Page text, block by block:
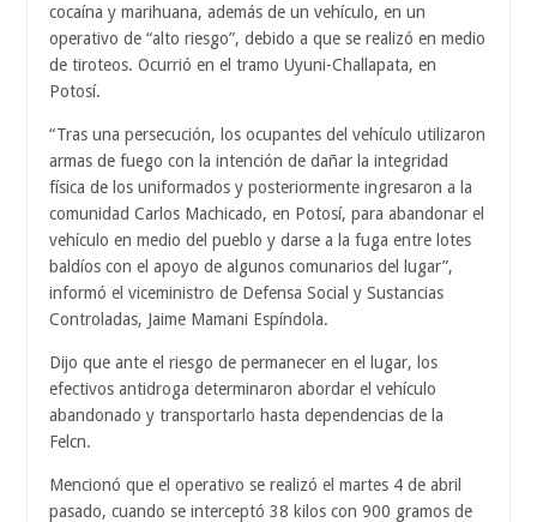
cocaína y marihuana, además de un vehículo, en un
operativo de “alto riesgo”, debido a que se realizó en medio
de tiroteos. Ocurrió en el tramo Uyuni-Challapata, en
Potosí.
“Tras una persecución, los ocupantes del vehículo utilizaron
armas de fuego con la intención de dañar la integridad
física de los uniformados y posteriormente ingresaron a la
comunidad Carlos Machicado, en Potosí, para abandonar el
vehículo en medio del pueblo y darse a la fuga entre lotes
baldíos con el apoyo de algunos comunarios del lugar”,
informó el viceministro de Defensa Social y Sustancias
Controladas, Jaime Mamani Espíndola.
Dijo que ante el riesgo de permanecer en el lugar, los
efectivos antidroga determinaron abordar el vehículo
abandonado y transportarlo hasta dependencias de la
Felcn.
Mencionó que el operativo se realizó el martes 4 de abril
pasado, cuando se interceptó 38 kilos con 900 gramos de